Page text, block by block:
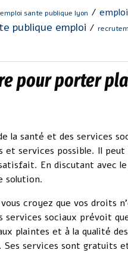
emploi sante publique lyon /
publique emploi /
pour porter
la santé et des services
et services possible. Il
En discutant avec le
solution.
croyez que vos droits
services sociaux prévoit
plaintes et à la qualité
Ses services sont gratuits